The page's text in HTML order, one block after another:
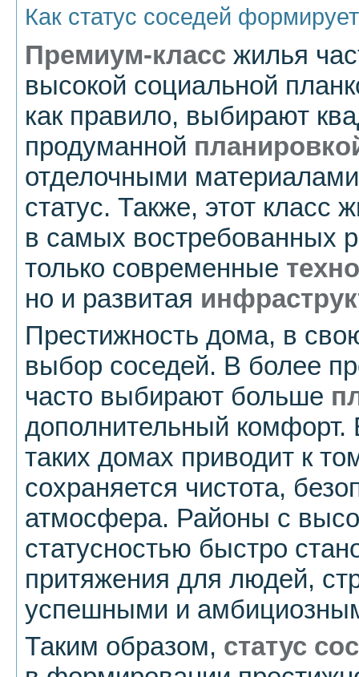
Как статус соседей
Премиум-класс жилья
высокой социальной
как правило, выбирают
продуманной
отделочными
статус. Также, этот класс
в самых востребованных
только современные
но и развитая
Престижность дома, в
выбор соседей. В более
часто выбирают больше
дополнительный комфорт.
таких домах приводит к
сохраняется чистота,
атмосфера. Районы с
статусностью быстро
притяжения для людей,
успешными и
Таким образом, статус